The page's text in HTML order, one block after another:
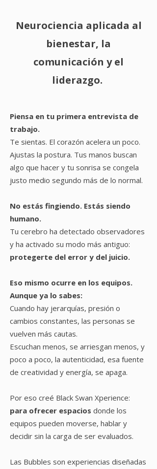
Neurociencia aplicada al
bienestar, la
comunicación y el
liderazgo.
Piensa en tu primera entrevista de
trabajo.
Te sientas. El corazón acelera un poco.
Ajustas la postura. Tus manos buscan
algo que hacer y tu sonrisa se congela
justo medio segundo más de lo normal.
No estás fingiendo. Estás siendo
humano.
Tu cerebro ha detectado observadores
y ha activado su modo más antiguo:
protegerte del error y del juicio.
Eso mismo ocurre en los equipos.
Aunque ya lo sabes:
Cuando hay jerarquías, presión o
cambios constantes, las personas se
vuelven más cautas.
Escuchan menos, se arriesgan menos, y
poco a poco, la autenticidad, esa fuente
de creatividad y energía, se apaga.
Por eso creé Black Swan Xperience:
para ofrecer espacios donde los
equipos pueden moverse, hablar y
decidir sin la carga de ser evaluados.
Las Bubbles son experiencias diseñadas